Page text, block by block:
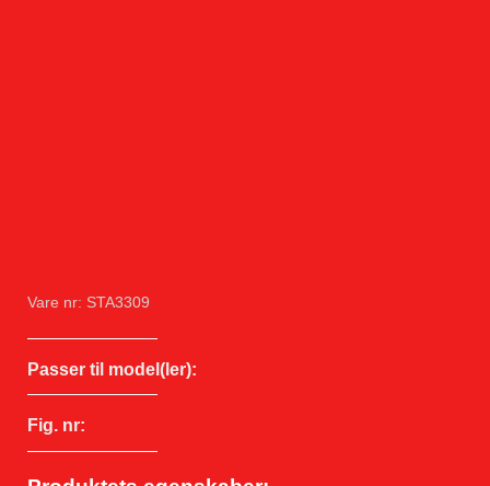
Vare nr: STA3309
Passer til model(ler):
Fig. nr: